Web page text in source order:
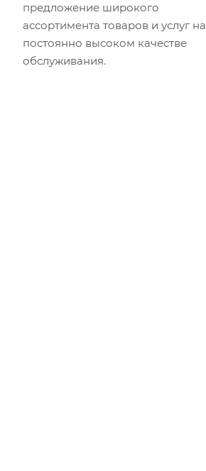
предложение широкого
ассортимента товаров и услуг на
постоянно высоком качестве
обслуживания.